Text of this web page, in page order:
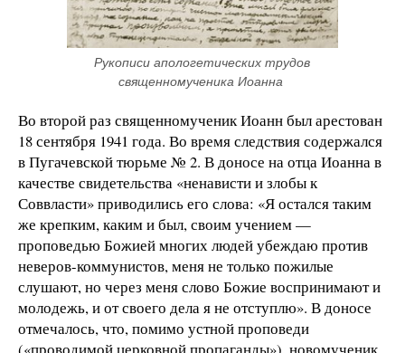
Рукописи апологетических трудов
священномученика Иоанна
Во второй раз священномученик Иоанн был арестован
18 сентября 1941 года. Во время следствия содержался
в Пугачевской тюрьме № 2. В доносе на отца Иоанна в
качестве свидетельства «ненависти и злобы к
Соввласти» приводились его слова: «Я остался таким
же крепким, каким и был, своим учением —
проповедью Божией многих людей убеждаю против
неверов-коммунистов, меня не только пожилые
слушают, но через меня слово Божие воспринимают и
молодежь, и от своего дела я не отступлю». В доносе
отмечалось, что, помимо устной проповеди